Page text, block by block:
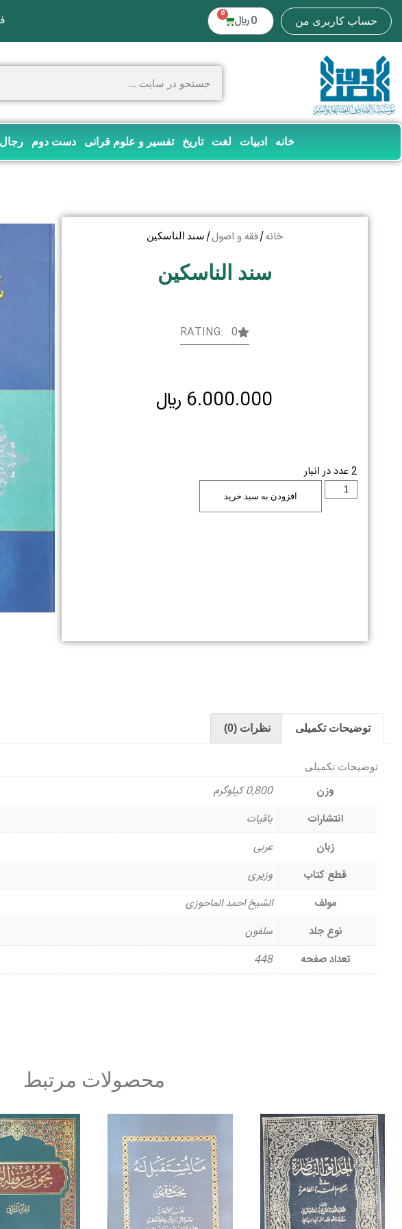
حساب کاربری من 0 ﷼ 0
خانه ادبیات لغت تاریخ تفسیر و علوم قرانی دست دوم
خانه/فقه و اصول/ سند الناسکین
سند الناسکین
RATING: 0
6.000.000 ﷼
2 عدد در انبار
افزودن به سبد خرید
توضیحات تکمیلی نظرات (0)
توضیحات تکمیلی
وزن
0,800 کیلوگرم
انتشارات
باقیات
زبان
عربی
قطع کتاب
وزیری
مولف
الشیخ احمد الماحوزی
نوع جلد
سلفون
تعداد صفحه
448
محصولات مرتبط